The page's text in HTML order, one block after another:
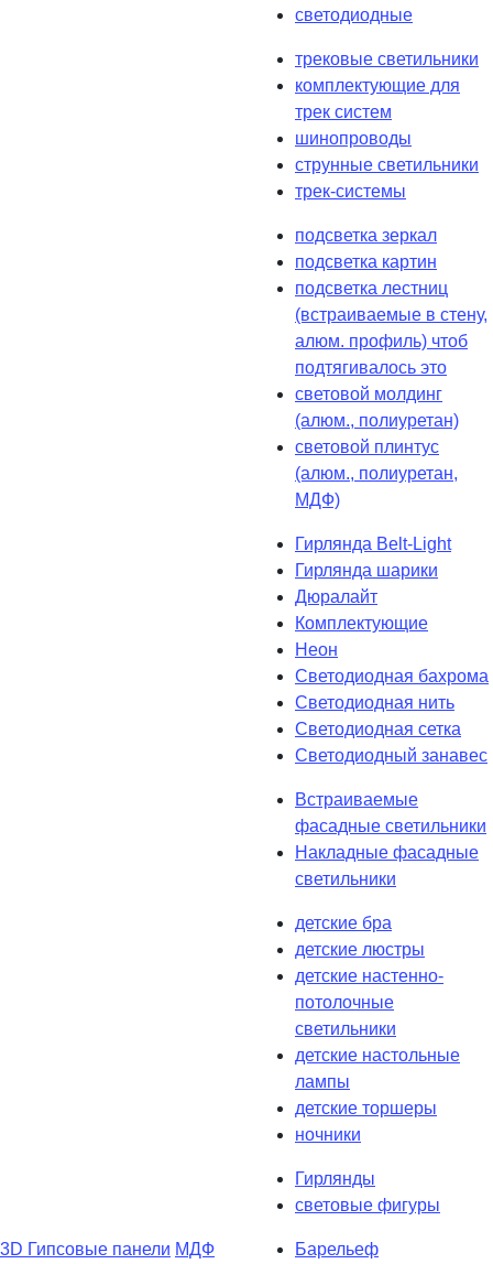
светодиодные
трековые светильники
комплектующие для
трек систем
шинопроводы
струнные светильники
трек-системы
подсветка зеркал
подсветка картин
подсветка лестниц
(встраиваемые в стену,
алюм. профиль) чтоб
подтягивалось это
световой молдинг
(алюм., полиуретан)
световой плинтус
(алюм., полиуретан,
МДФ)
Гирлянда Belt-Light
Гирлянда шарики
Дюралайт
Комплектующие
Неон
Светодиодная бахрома
Светодиодная нить
Светодиодная сетка
Светодиодный занавес
Встраиваемые
фасадные светильники
Накладные фасадные
светильники
детские бра
детские люстры
детские настенно-
потолочные
светильники
детские настольные
лампы
детские торшеры
ночники
Гирлянды
световые фигуры
3D Гипсовые панели МДФ
Барельеф